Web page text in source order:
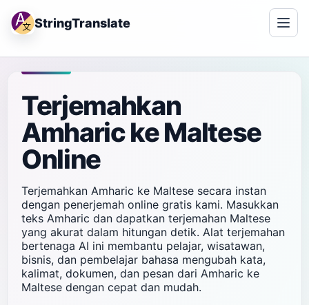
StringTranslate
Terjemahkan
Amharic ke Maltese
Online
Terjemahkan Amharic ke Maltese secara instan
dengan penerjemah online gratis kami. Masukkan
teks Amharic dan dapatkan terjemahan Maltese
yang akurat dalam hitungan detik. Alat terjemahan
bertenaga AI ini membantu pelajar, wisatawan,
bisnis, dan pembelajar bahasa mengubah kata,
kalimat, dokumen, dan pesan dari Amharic ke
Maltese dengan cepat dan mudah.